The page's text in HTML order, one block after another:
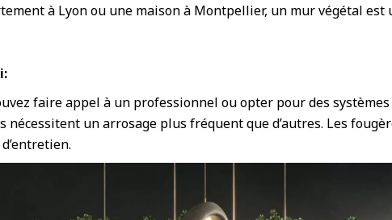
à Lyon ou une maison à Montpellier, un mur végétal
faire appel à un professionnel ou opter pour des
nécessitent un arrosage plus fréquent que d’autres. Les